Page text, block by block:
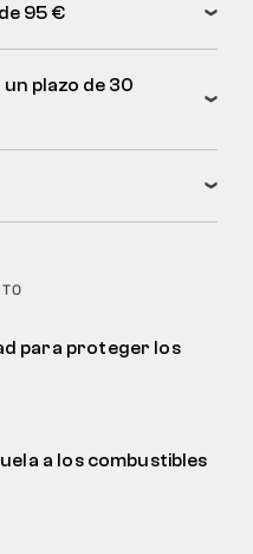
95 €
plazo de 30
para proteger los
a los combustibles